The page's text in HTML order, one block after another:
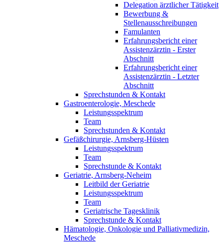
Delegation ärztlicher Tätigkeit
Bewerbung &
Stellenausschreibungen
Famulanten
Erfahrungsbericht einer
Assistenzärztin - Erster
Abschnitt
Erfahrungsbericht einer
Assistenzärztin - Letzter
Abschnitt
Sprechstunden & Kontakt
Gastroenterologie, Meschede
Leistungsspektrum
Team
Sprechstunden & Kontakt
Gefäßchirurgie, Arnsberg-Hüsten
Leistungsspektrum
Team
Sprechstunde & Kontakt
Geriatrie, Arnsberg-Neheim
Leitbild der Geriatrie
Leistungsspektrum
Team
Geriatrische Tagesklinik
Sprechstunde & Kontakt
Hämatologie, Onkologie und Palliativmedizin,
Meschede